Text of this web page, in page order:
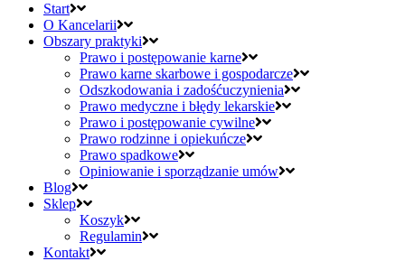
Start
O Kancelarii
Obszary praktyki
Prawo i postępowanie karne
Prawo karne skarbowe i gospodarcze
Odszkodowania i zadośćuczynienia
Prawo medyczne i błędy lekarskie
Prawo i postępowanie cywilne
Prawo rodzinne i opiekuńcze
Prawo spadkowe
Opiniowanie i sporządzanie umów
Blog
Sklep
Koszyk
Regulamin
Kontakt